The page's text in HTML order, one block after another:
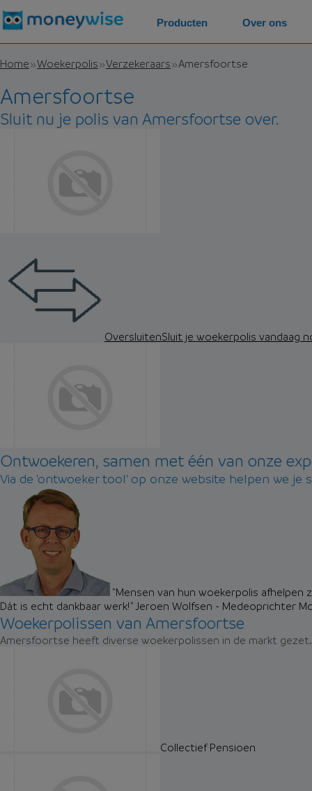
Home Woekerpolis Verzekeraars Amersfoortse
Amersfoortse
Sluit nu je polis van Amersfoortse over.
OversluitenSluit je woekerpolis vandaag
Ontwoekeren, samen met één van onze
Via de 'ontwoeker tool' op onze website helpen we je
"Mensen van hun woekerpolis
Dát is echt dankbaar werk!"Jeroen Wolfsen - Medeoprichter
Woekerpolissen van Amersfoortse
Amersfoortse heeft diverse woekerpolissen in de markt
Collectief Pensioen
Producten Over ons